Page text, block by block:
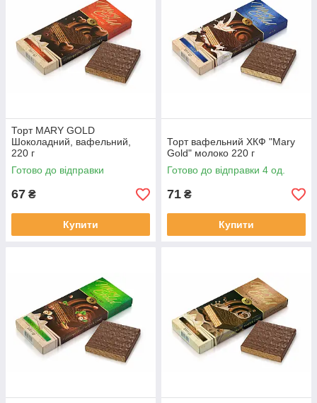
Торт MARY GOLD
Шоколадний, вафельний,
220 г
Готово до відправки
67 ₴
Купити
Торт вафельний ХКФ "Mary
Gold" молоко 220 г
Готово до відправки 4 од.
71 ₴
Купити